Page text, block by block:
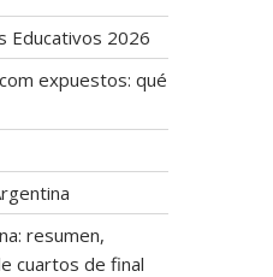
Educativos 2026
expuestos: qué
resumen,
cuartos de final